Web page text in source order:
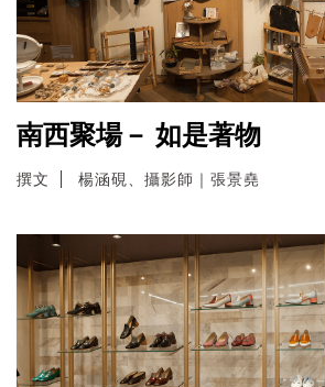
南西聚場－ 如是著物
撰文 楊涵硯、攝影師｜張景堯